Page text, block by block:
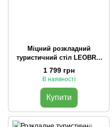
Міцний розкладний
туристичний стіл LEOBRO
Camp Black L (LB-1068)
1 799 грн
В наявності
Купити